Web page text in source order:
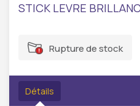
STICK LEVRE
Rupture de stock
Détails